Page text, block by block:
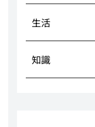
生活
知識